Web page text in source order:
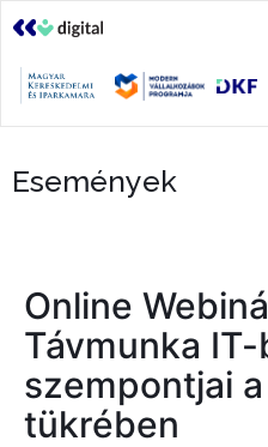
Események
Online
Távmunka
szempontjai
tükrében